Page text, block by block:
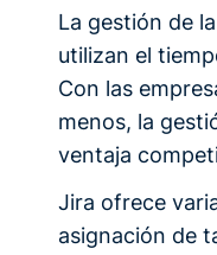
La gestión de
utilizan el
Con las
menos, la
ventaja
Jira ofrece
asignación de